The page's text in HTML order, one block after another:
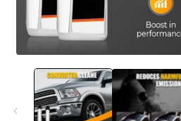
mediet
modalfönster